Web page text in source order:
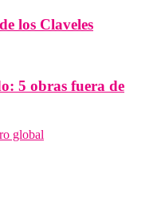
los Claveles
5 obras fuera de